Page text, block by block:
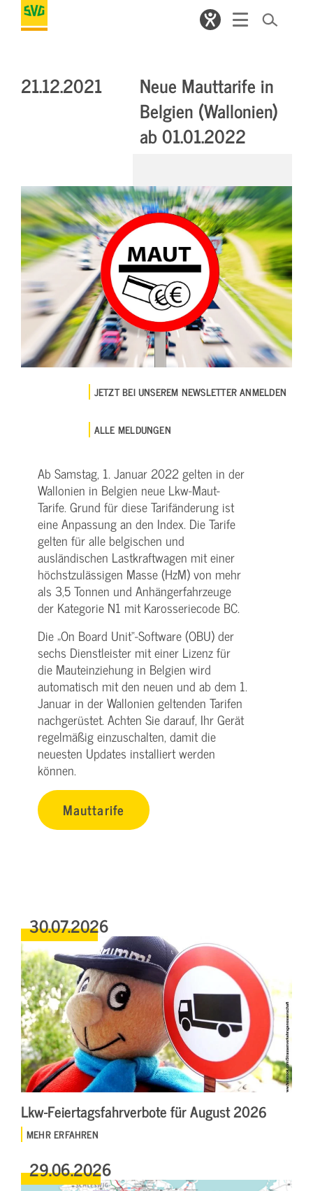
21.12.2021
Neue Mauttarife in
Belgien (Wallonien)
ab 01.01.2022
JETZT BEI UNSEREM NEWSLETTER ANMELDEN
ALLE MELDUNGEN
Ab Samstag, 1. Januar 2022 gelten in der
Wallonien in Belgien neue Lkw-Maut-
Tarife. Grund für diese Tarifänderung ist
eine Anpassung an den Index. Die Tarife
gelten für alle belgischen und
ausländischen Lastkraftwagen mit einer
höchstzulässigen Masse (HzM) von mehr
als 3,5 Tonnen und Anhängerfahrzeuge
der Kategorie N1 mit Karosseriecode BC.
Die „On Board Unit“-Software (OBU) der
sechs Dienstleister mit einer Lizenz für
die Mauteinziehung in Belgien wird
automatisch mit den neuen und ab dem 1.
Januar in der Wallonien geltenden Tarifen
nachgerüstet. Achten Sie darauf, Ihr Gerät
regelmäßig einzuschalten, damit die
neuesten Updates installiert werden
können.
Mauttarife
30.07.2026
Lkw-Feiertagsfahrverbote für August 2026
MEHR ERFAHREN
29.06.2026